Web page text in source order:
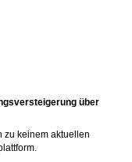
über
zu keinem aktuellen